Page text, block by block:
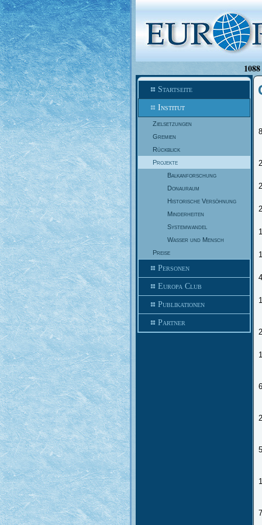
Startseite
Institut
Zielsetzungen
Gremien
Rückblick
Projekte
Balkanforschung
Donauraum
Historische Versöhnung
Minderheiten
Systemwandel
Wasser und Mensch
Preise
Personen
Europa Club
Publikationen
Partner